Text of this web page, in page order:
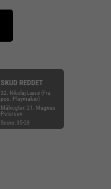
SKUD REDDET
32. Nikolaj Læsø (Fra
pos. Playmaker)
Målvogter: 21. Magnus
Petersen
Score: 35-28